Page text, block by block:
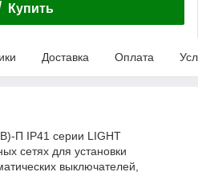
Купить
Доставка Оплата
П IP41 серии LIGHT
сетях для установки
выключателей,